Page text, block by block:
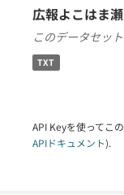
広報よこはま
このデータセッ
TXT
API Keyを使ってこ
APIドキュメント).